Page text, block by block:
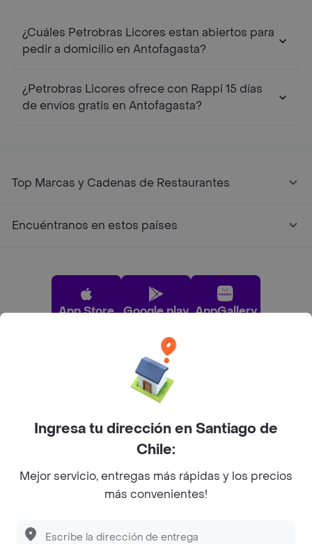
Descubre las PROMOCIONES que tenemos
¿Cuáles Petrobras Licores estan abiertos para
pedir a domicilio en Antofagasta?
¿Petrobras Licores ofrece con Rappi 15 días
de envíos gratis en Antofagasta?
Top Marcas y Cadenas de Restaurantes
Encuéntranos en estos países
App Store Google play AppGallery
Pide tu comida favorita cerca de ti
Categorías
Ingresa tu dirección en Santiago de
Chile:
Mejor servicio, entregas más rápidas y los precios
más convenientes!